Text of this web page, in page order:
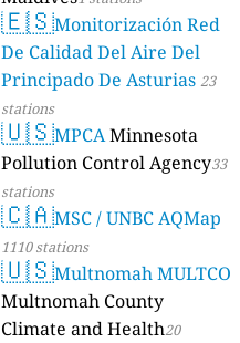
🇪🇸Monitorización Red
De Calidad Del Aire Del
Principado De Asturias 23
stations
🇺🇸MPCAMinnesota
Pollution Control Agency33
stations
🇨🇦MSC / UNBC AQMap
1110 stations
🇺🇸Multnomah MULTCO
Multnomah County
Climate and Health20